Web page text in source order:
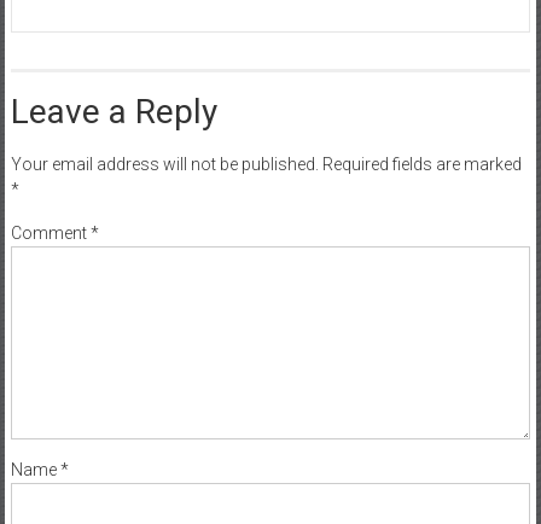
Leave a Reply
Your email address will not be published. Required fields are marked
*
Comment*
Name*